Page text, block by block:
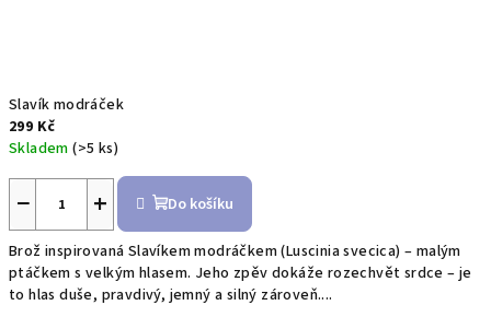
Slavík modráček
299 Kč
Skladem(>5 ks)
+
− Do košíku
Brož inspirovaná Slavíkem modráčkem (Luscinia svecica) – malým
ptáčkem s velkým hlasem. Jeho zpěv dokáže rozechvět srdce – je
to hlas duše, pravdivý, jemný a silný zároveň....